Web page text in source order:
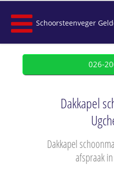
Schoorsteenveger
026-
Dakkapel
Dakkapel
afspraak